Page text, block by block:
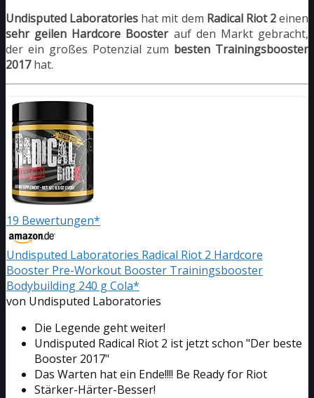
Undisputed Laboratories hat mit dem Radical Riot 2einen
sehr geilen Hardcore Boosterauf den Markt gebracht,
der ein großes Potenzial zum besten Trainingsbooster
2017hat.
19 Bewertungen*
Undisputed Laboratories Radical Riot 2 Hardcore
Booster Pre-Workout Booster Trainingsbooster
Bodybuilding 240 g Cola*
von Undisputed Laboratories
Die Legende geht weiter!
Undisputed Radical Riot 2 ist jetzt schon "Der beste
Booster 2017"
Das Warten hat ein Ende!!!! Be Ready for Riot
Stärker-Härter-Besser!